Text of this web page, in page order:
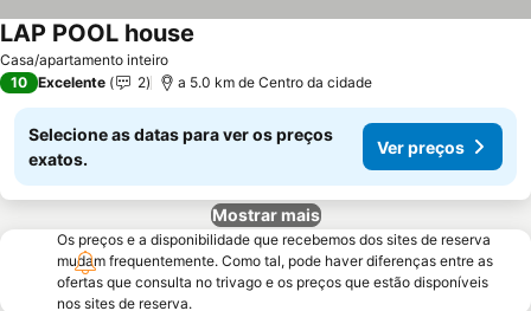
Casa/apartamento inteiro
LAP POOL house
10 Excelente 2 a 5.0 km de Centro da cidade
Selecione as datas para ver os preços
exatos.
Ver preços
Mostrar mais
Os preços e a disponibilidade que recebemos dos sites de reserva
mudam frequentemente. Como tal, pode haver diferenças entre as
ofertas que consulta no trivago e os preços que estão disponíveis
nos sites de reserva.